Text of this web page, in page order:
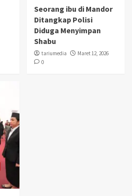
Seorang ibu di Mandor
Ditangkap Polisi
Diduga Menyimpan
Shabu
tariumedia
Maret 12, 2026
0